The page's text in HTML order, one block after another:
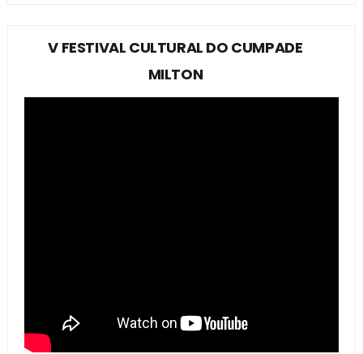
V FESTIVAL CULTURAL DO CUMPADE
MILTON